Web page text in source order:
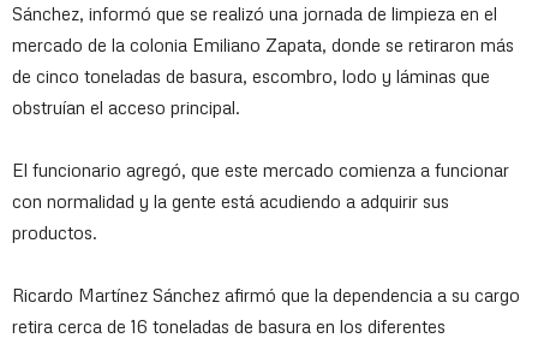
Sánchez, informó que se realizó una jornada de limpieza en el
mercado de la colonia Emiliano Zapata, donde se retiraron más
de cinco toneladas de basura, escombro, lodo y láminas que
obstruían el acceso principal.
El funcionario agregó, que este mercado comienza a funcionar
con normalidad y la gente está acudiendo a adquirir sus
productos.
Ricardo Martínez Sánchez afirmó que la dependencia a su cargo
retira cerca de 16 toneladas de basura en los diferentes